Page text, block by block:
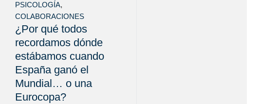
PSICOLOGÍA,
COLABORACIONES
¿Por qué todos
recordamos dónde
estábamos cuando
España ganó el
Mundial… o una
Eurocopa?